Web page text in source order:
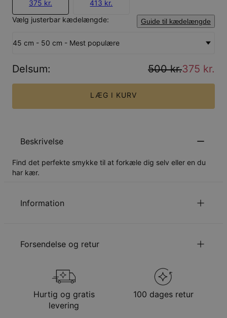
375 kr.
413 kr.
Vælg justerbar kædelængde:
Guide til kædelængde
45 cm - 50 cm - Mest populære
Delsum: 500 kr.375 kr.
LÆG I KURV
Beskrivelse
Find det perfekte smykke til at forkæle dig selv eller en du
har kær.
Information
Kædelængde
35 cm / 45 cm / 55 cm
Forsendelse og retur
forsendelsesmetode
Metode Anslået leveringsdato
Hurtig og gratis
levering
100 dages retur